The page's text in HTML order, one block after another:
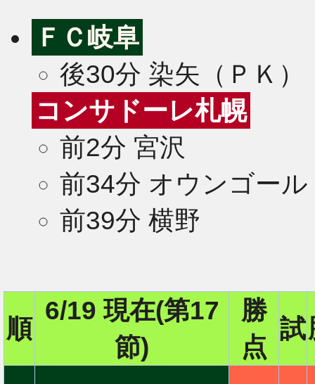
ＦＣ岐阜
後30分 染矢（ＰＫ）
コンサドーレ札幌
前2分 宮沢
前34分 オウンゴール
前39分 横野
順
6/19 現在(第17
節)
勝
点
試